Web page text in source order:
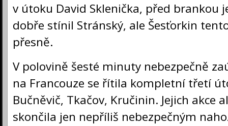
v útoku David Sklenička, před brankou
dobře stínil Stránský, ale Šesťorkin
přesně.
V polovině šesté minuty nebezpečně
na Francouze se řítila kompletní třetí
Bučněvič, Tkačov, Kručinin. Jejich akce
skončila jen nepříliš nebezpečným